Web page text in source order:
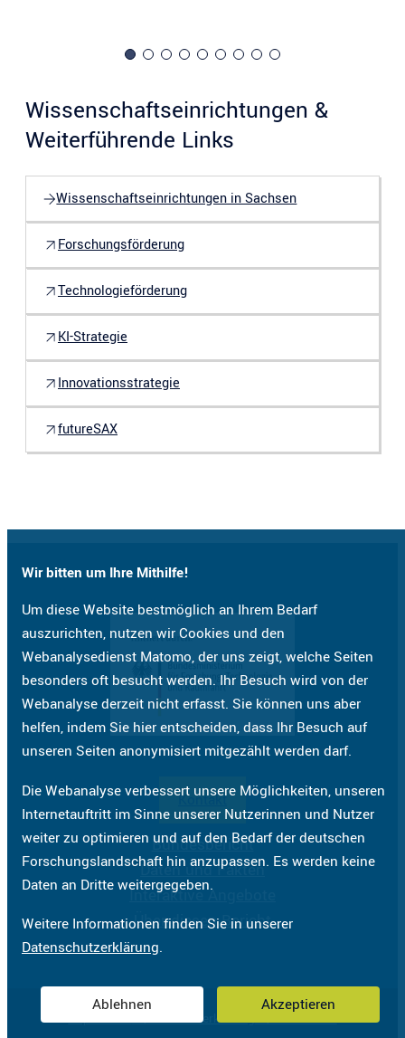
Wir bitten um Ihre Mithilfe!
Um diese Website bestmöglich an Ihrem Bedarf
auszurichten, nutzen wir Cookies und den
Webanalysedienst Matomo, der uns zeigt, welche Seiten
besonders oft besucht werden. Ihr Besuch wird von der
Webanalyse derzeit nicht erfasst. Sie können uns aber
helfen, indem Sie hier entscheiden, dass Ihr Besuch auf
unseren Seiten anonymisiert mitgezählt werden darf.
Die Webanalyse verbessert unsere Möglichkeiten, unseren
Internetauftritt im Sinne unserer Nutzerinnen und Nutzer
weiter zu optimieren und auf den Bedarf der deutschen
Forschungslandschaft hin anzupassen. Es werden keine
Daten an Dritte weitergegeben.
Weitere Informationen finden Sie in unserer
Datenschutzerklärung.
Ablehnen Akzeptieren
Wissenschaftseinrichtungen &
Weiterführende Links
Wissenschaftseinrichtungen in Sachsen
Forschungsförderung
Technologieförderung
KI-Strategie
Innovationsstrategie
futureSAX
Kontakt
Bundesbericht
Daten und Fakten
Interaktive Angebote
Über diesen Bericht
ImpressumDatenschutzerklärungBarrierefreiheit